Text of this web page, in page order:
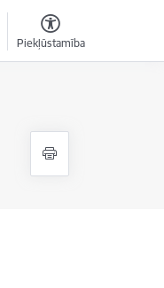
Piekļūstamība